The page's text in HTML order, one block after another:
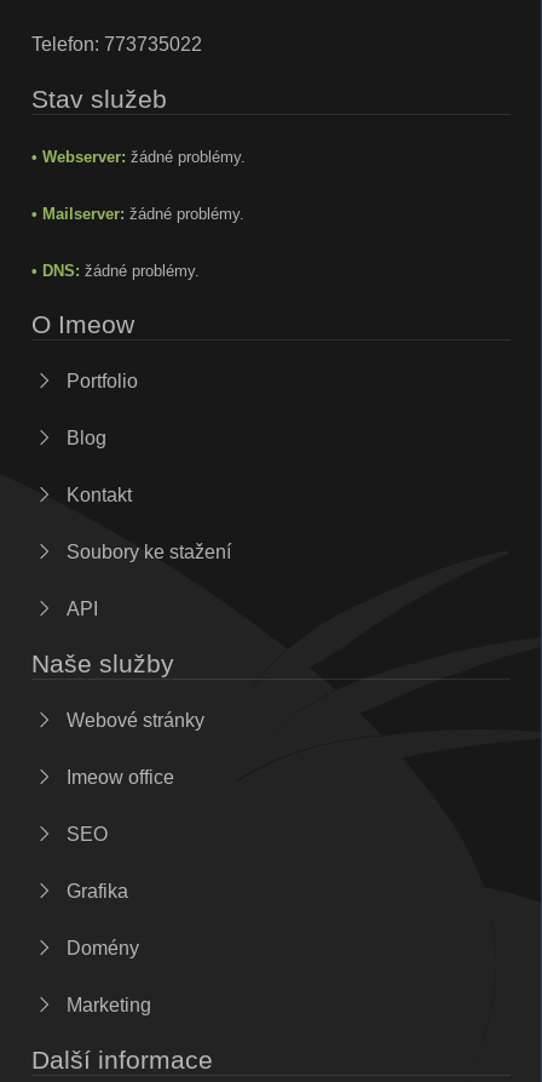
Telefon: 773735022
Stav služeb
• Webserver: žádné problémy.
• Mailserver: žádné problémy.
• DNS: žádné problémy.
O Imeow
Portfolio
Blog
Kontakt
Soubory ke stažení
API
Naše služby
Webové stránky
Imeow office
SEO
Grafika
Domény
Marketing
Další informace